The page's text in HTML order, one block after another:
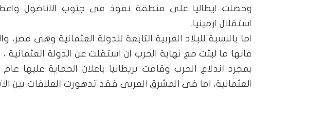
وحصلت ايطاليا على منطقة نفوذ فى جنوب الاناضول
استقلال ارمينيا.
اما بالنسبة للبلاد العربية التابعة للدولة العثمانية وهى مصر،
فانها ما لبثت مع نهاية الحرب ان استقلت عن الدولة العثمانية
العثمانية، اما فى المشرق العربى فقد تدهورت العلاقات بين